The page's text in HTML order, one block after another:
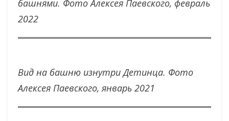
башнями. Фото Алексея Паевского, февраль
2022
Вид на башню изнутри Детинца. Фото
Алексея Паевского, январь 2021